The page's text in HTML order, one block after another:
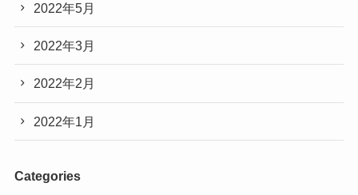
2022年5月
2022年3月
2022年2月
2022年1月
Categories